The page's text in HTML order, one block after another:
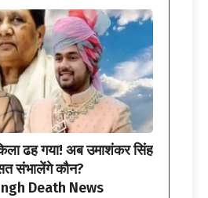
ढह गया! अब उमाशंकर सिंह
संभालेंगे कौन?
Death News